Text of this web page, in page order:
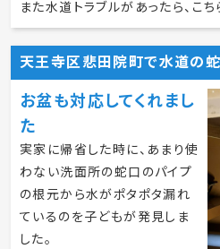
また水道トラブルがあったら、こ
天王寺区悲田院町で水道の
お盆も対応してくれまし
た
実家に帰省した時に、あまり使
わない洗面所の蛇口のパイプ
の根元から水がポタポタ漏れ
ているのを子どもが発見しま
した。